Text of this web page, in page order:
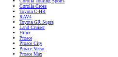
Corolla Cross
Toyota C-HR
RAV4
Toyota GR Supra
Land Cruiser
Hilux
Proace
Proace City
Proace Verso
Proace Max